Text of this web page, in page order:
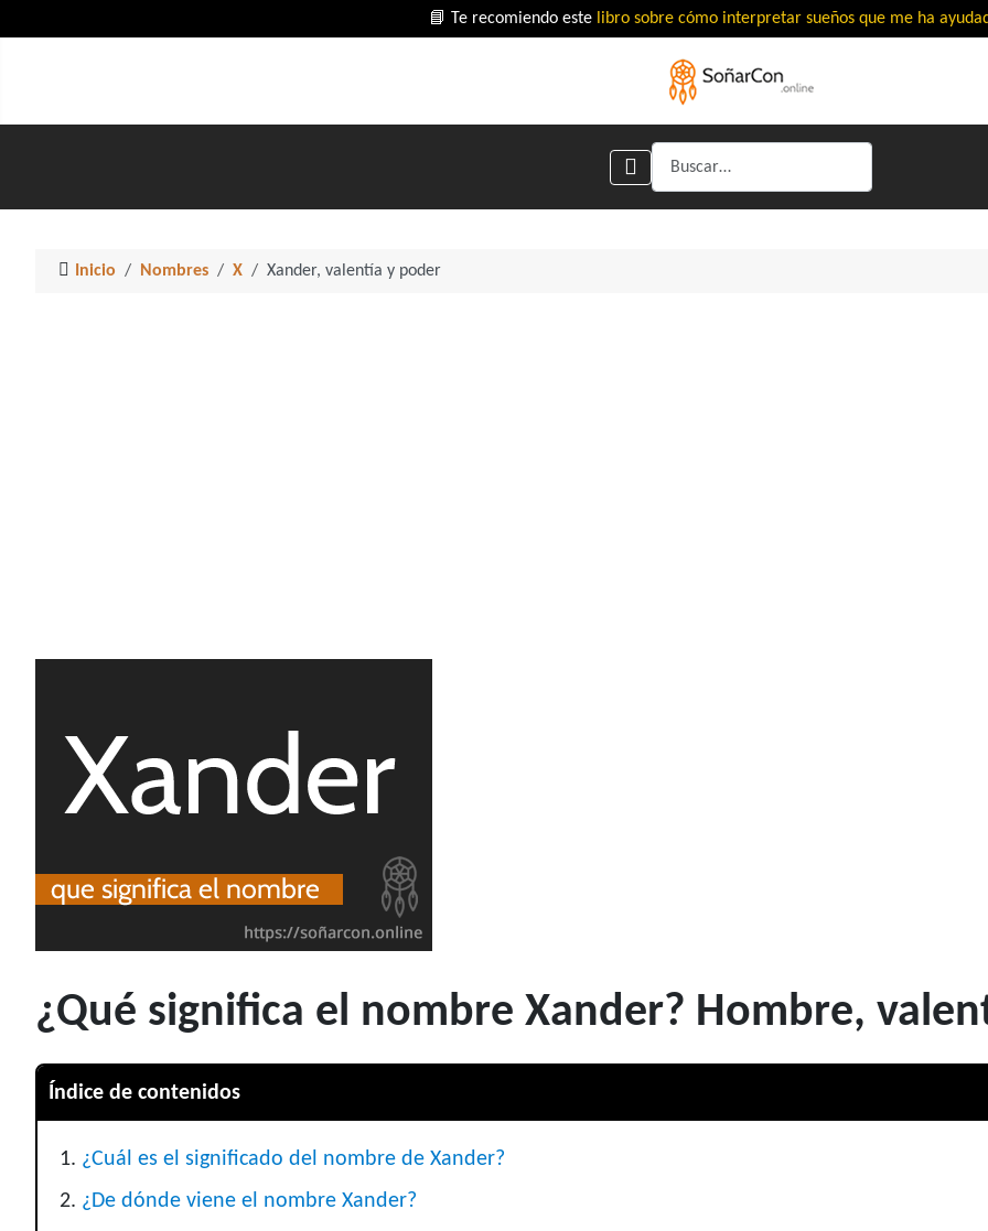
📘 Te recomiendo este libro sobre cómo interpretar sueños que me ha
Buscar
Inicio Nombres X Xander, valentía y poder
¿Qué significa el nombre Xander? Hombre,
Índice de contenidos
¿Cuál es el significado del nombre de Xander?
¿De dónde viene el nombre Xander?